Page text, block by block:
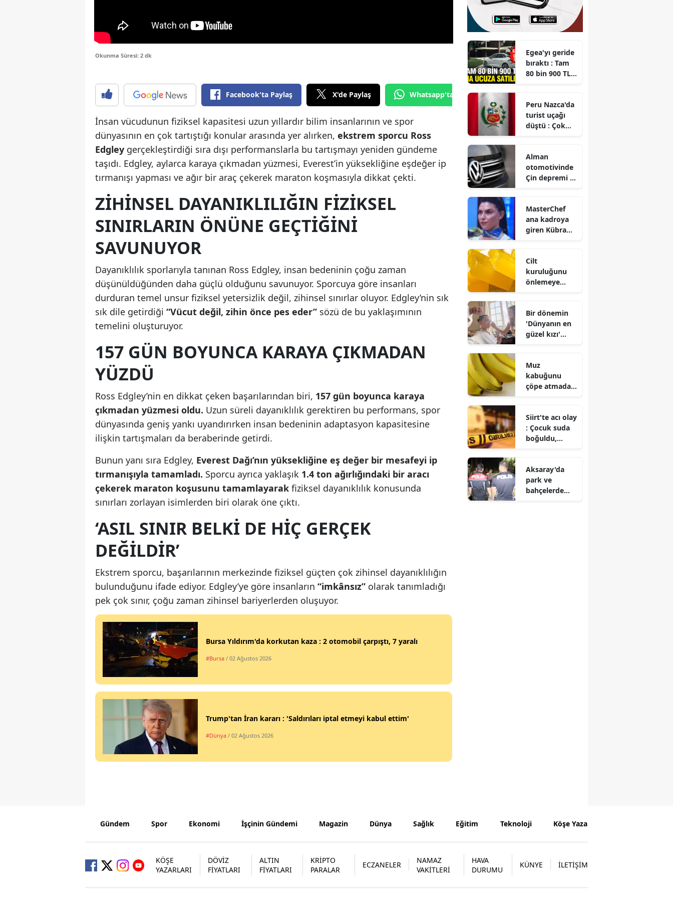
Eskişehir
Giresun
Gümüşhane
Hakkari
Hatay
Isparta
Mersin
Kars
Kastamonu
Kırklareli
Kocaeli
Konya
Malatya
Manisa
Kahramanmaraş
Mardin
Muş
Nevşehir
Samsun
Şanlıurfa
Uşak
Okunma Süresi: 2 dk
Facebook'ta Paylaş X'de Paylaş Whatsapp'tan Gönder
İnsan vücudunun fiziksel kapasitesi uzun yıllardır bilim insanlarının ve spor
dünyasının en çok tartıştığı konular arasında yer alırken, ekstrem sporcu Ross
Edgley gerçekleştirdiği sıra dışı performanslarla bu tartışmayı yeniden gündeme
taşıdı. Edgley, aylarca karaya çıkmadan yüzmesi, Everest’in yüksekliğine eşdeğer ip
tırmanışı yapması ve ağır bir araç çekerek maraton koşmasıyla dikkat çekti.
ZIHINSEL DAYANIKLILIĞIN FIZIKSEL
SINIRLARIN ÖNÜNE GEÇTIĞINI
SAVUNUYOR
Dayanıklılık sporlarıyla tanınan Ross Edgley, insan bedeninin çoğu zaman
düşünüldüğünden daha güçlü olduğunu savunuyor. Sporcuya göre insanları
durduran temel unsur fiziksel yetersizlik değil, zihinsel sınırlar oluyor. Edgley’nin sık
sık dile getirdiği “Vücut değil, zihin önce pes eder” sözü de bu yaklaşımının
temelini oluşturuyor.
157 GÜN BOYUNCA KARAYA ÇIKMADAN
YÜZDÜ
Ross Edgley’nin en dikkat çeken başarılarından biri, 157 gün boyunca karaya
çıkmadan yüzmesi oldu. Uzun süreli dayanıklılık gerektiren bu performans, spor
dünyasında geniş yankı uyandırırken insan bedeninin adaptasyon kapasitesine
ilişkin tartışmaları da beraberinde getirdi.
Bunun yanı sıra Edgley, Everest Dağı’nın yüksekliğine eş değer bir mesafeyi ip
tırmanışıyla tamamladı. Sporcu ayrıca yaklaşık 1.4 ton ağırlığındaki bir aracı
çekerek maraton koşusunu tamamlayarak fiziksel dayanıklılık konusunda
sınırları zorlayan isimlerden biri olarak öne çıktı.
‘ASIL SINIR BELKI DE HIÇ GERÇEK
DEĞILDIR’
Ekstrem sporcu, başarılarının merkezinde fiziksel güçten çok zihinsel dayanıklılığın
bulunduğunu ifade ediyor. Edgley’ye göre insanların “imkânsız” olarak tanımladığı
pek çok sınır, çoğu zaman zihinsel bariyerlerden oluşuyor.
Bursa Yıldırım'da korkutan kaza : 2 otomobil çarpıştı, 7 yaralı
#Bursa / 02 Ağustos 2026
Trump'tan İran kararı : 'Saldırıları iptal etmeyi kabul ettim'
#Dünya / 02 Ağustos 2026
Egea'yı geride
bıraktı : Tam
80 bin 900 TL
Peru Nazca'da
turist uçağı
düştü : Çok
kaybetti
Alman
otomotivinde
Çin depremi :
tarihi küçülme
ve işten
çıkarma
MasterChef
ana kadroya
giren Kübra
mi?
Cilt
kuruluğunu
önlemeye
Doğru ürün
seçimi büyük
fark yaratıyor
Bir dönemin
'Dünyanın en
güzel kızı'
oldu
Muz
kabuğunu
çöpe atmadan
: İşte
değerlendirebi
leceğiniz 6
Siirt'te acı olay
: Çocuk suda
boğuldu,
kapıldı
Aksaray'da
park ve
bahçelerde
Gündem Spor Ekonomi İşçinin Gündemi Magazin Dünya Sağlık Eğitim Teknoloji Köşe Yazarları
KÖŞE
YAZARLARI
DÖVİZ
FİYATLARI
ALTIN
FİYATLARI
KRİPTO
PARALAR
ECZANELER
NAMAZ
VAKİTLERİ
HAVA
DURUMU
KÜNYE İLETİŞİM